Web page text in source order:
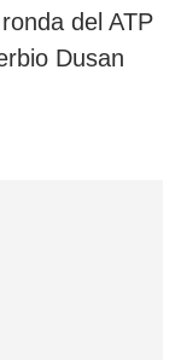
del ATP
Dusan